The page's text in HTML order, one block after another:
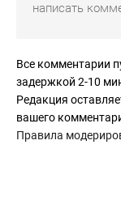
Все комментарии
задержкой 2-10
Редакция
вашего
Правила